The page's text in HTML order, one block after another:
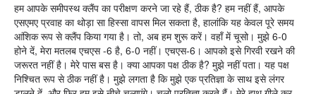
हम आपके समीपस्थ क्लैंप का परीक्षण करने जा रहे हैं, ठीक है? हम नहीं हैं, आपके
एसएमए प्रवाह का थोड़ा सा हिस्सा वापस मिल सकता है, हालांकि यह केवल पूरे समय
आंशिक रूप से क्लैंप किया गया है। तो, अब हम शुरू करें। वहाँ में चूसो। मुझे 6-0
होने दें, मेरा मतलब एचएस -6 है, 6-0 नहीं। एचएस-6। आपको इसे गिरवी रखने की
जरूरत नहीं है। मेरे पास बस है। क्या आपका पक्ष ठीक है? मुझे नहीं पता। यह पक्ष
निश्चित रूप से ठीक नहीं है। मुझे लगता है कि मुझे एक प्रतिज्ञा के साथ इसे लंगर